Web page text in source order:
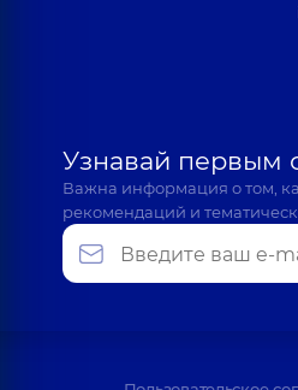
Узнавай первым
Важна информация о том,
рекомендаций и